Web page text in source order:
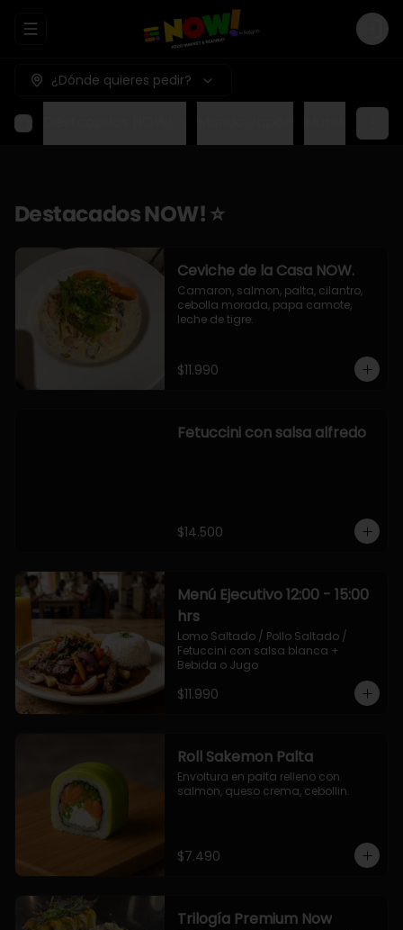
Abrir menu de navegación Login
¿Dónde quieres pedir?
Destacados NOW! ⭐
Ceviche de la Casa NOW.
Camaron, salmon, palta, cilantro,
cebolla morada, papa camote,
leche de tigre.
$11.990
Fetuccini con salsa alfredo
$14.500
Menú Ejecutivo 12:00 - 15:00
hrs
Lomo Saltado / Pollo Saltado /
Fetuccini con salsa blanca +
Bebida o Jugo
$11.990
Roll Sakemon Palta
Envoltura en palta relleno con
salmon, queso crema, cebollin.
$7.490
Trilogía Premium Now